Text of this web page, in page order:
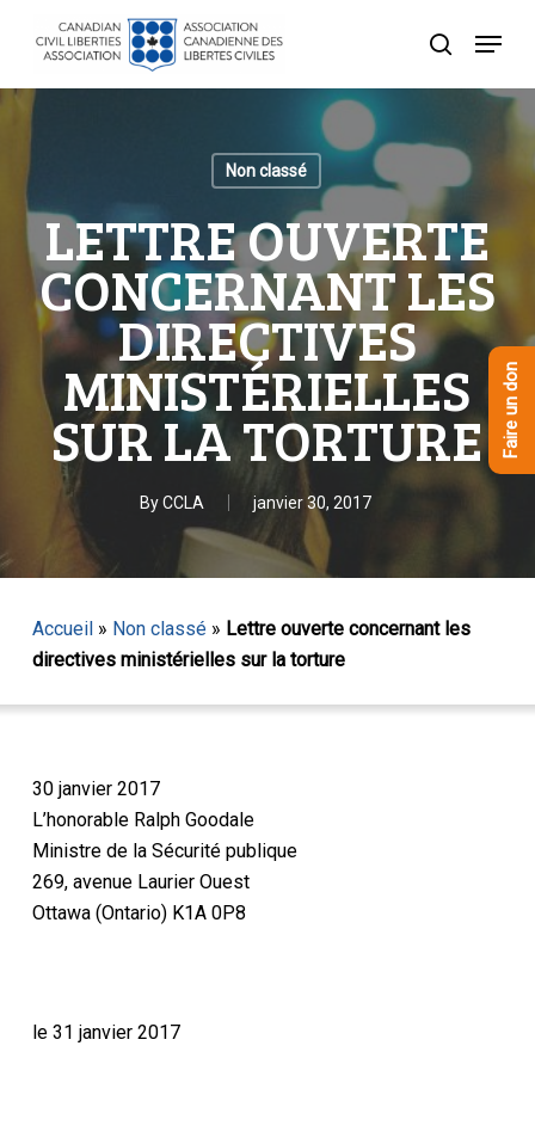
content
recherche
Menu
Non classé
LETTRE OUVERTE
CONCERNANT LES
DIRECTIVES
MINISTÉRIELLES
SUR LA TORTURE
ByCCLA janvier 30, 2017
Accueil» Non classé» Lettre ouverte concernant les
directives ministérielles sur la torture
30 janvier 2017
L’honorable Ralph Goodale
Ministre de la Sécurité publique
269, avenue Laurier Ouest
Ottawa (Ontario) K1A 0P8
le 31 janvier 2017
Menu
Faire un don